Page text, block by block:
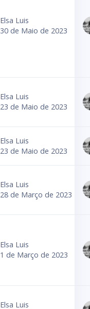
Elsa Luis
30 de Maio de 2023
Elsa Luis
23 de Maio de 2023
Elsa Luis
23 de Maio de 2023
Elsa Luis
28 de Março de 2023
Elsa Luis
1 de Março de 2023
Elsa Luis